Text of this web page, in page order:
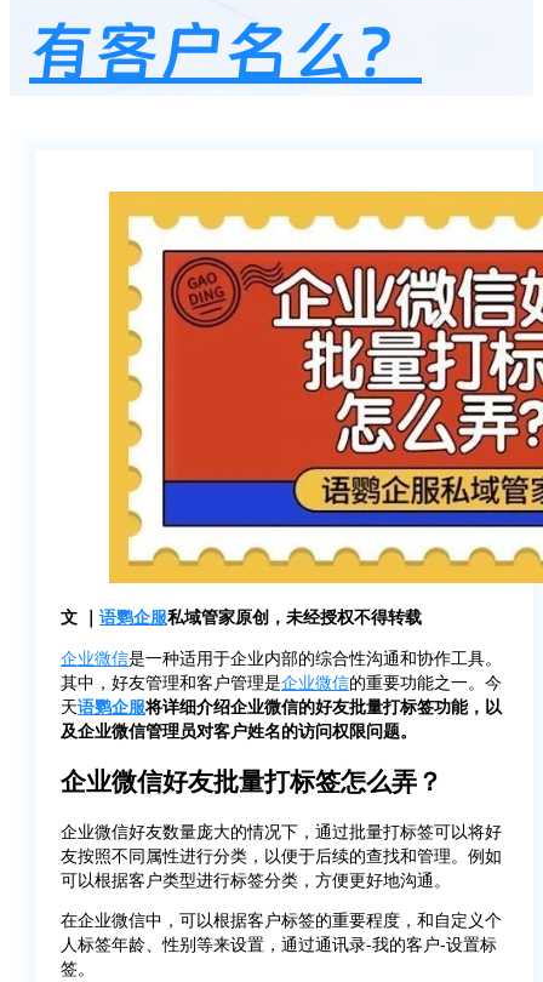
有客户名么？
文 ｜ 语鹦企服私域管家原创，未经授权不得转载
企业微信是一种适用于企业内部的综合性沟通和协作工具。
其中，好友管理和客户管理是企业微信的重要功能之一。今
天语鹦企服将详细介绍企业微信的好友批量打标签功能，以
及企业微信管理员对客户姓名的访问权限问题。
企业微信好友批量打标签怎么弄？
企业微信好友数量庞大的情况下，通过批量打标签可以将好
友按照不同属性进行分类，以便于后续的查找和管理。例如
可以根据客户类型进行标签分类，方便更好地沟通。
在企业微信中，可以根据客户标签的重要程度，和自定义个
人标签年龄、性别等来设置，通过通讯录-我的客户-设置标
签。